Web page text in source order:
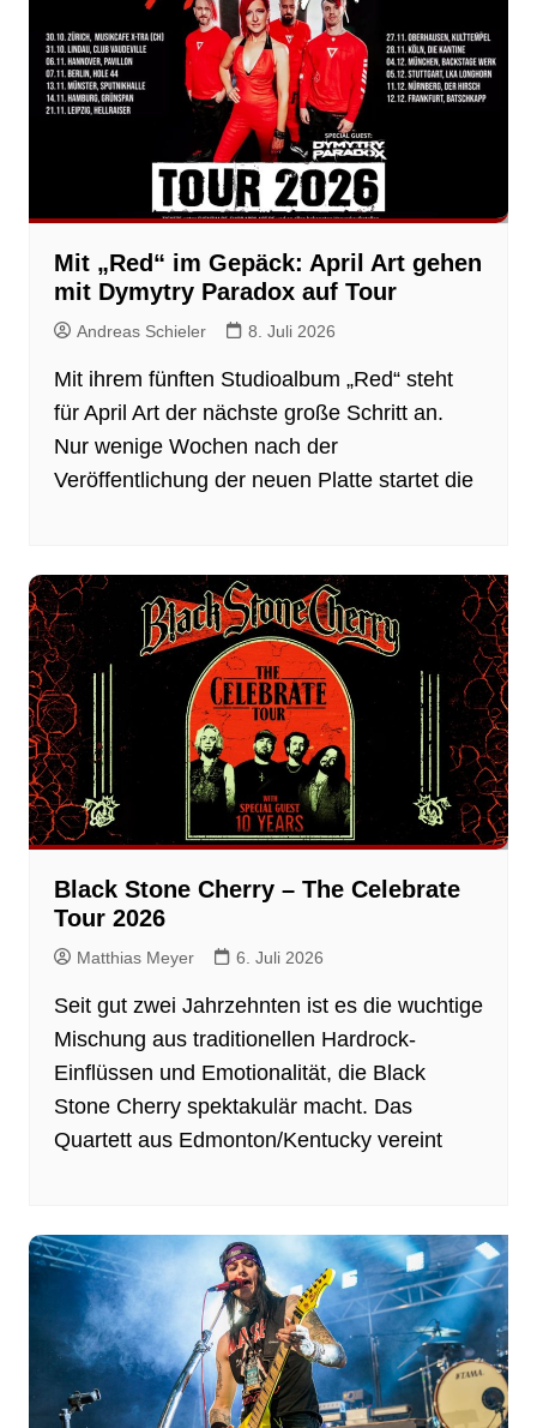
Mit „Red“ im Gepäck: April Art gehen
mit Dymytry Paradox auf Tour
Andreas Schieler 8. Juli 2026
Mit ihrem fünften Studioalbum „Red“ steht
für April Art der nächste große Schritt an.
Nur wenige Wochen nach der
Veröffentlichung der neuen Platte startet die
Black Stone Cherry – The Celebrate
Tour 2026
Matthias Meyer 6. Juli 2026
Seit gut zwei Jahrzehnten ist es die wuchtige
Mischung aus traditionellen Hardrock-
Einflüssen und Emotionalität, die Black
Stone Cherry spektakulär macht. Das
Quartett aus Edmonton/Kentucky vereint